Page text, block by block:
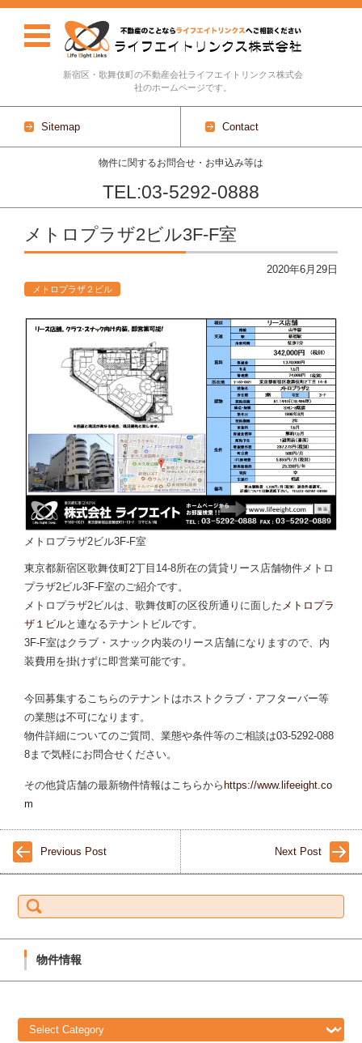
新宿区・歌舞伎町の不動産会社ライフエイトリンクス株式会
社のホームページです。
Sitemap Contact
物件に関するお問合せ・お申込み等は
TEL:03-5292-0888
Skip to content
メトロプラザ2ビル3F-F室
2020年6月29日
メトロプラザ２ビル
メトロプラザ2ビル3F-F室
東京都新宿区歌舞伎町2丁目14-8所在の賃貸リース店舗物件メトロ
プラザ2ビル3F-F室のご紹介です。
メトロプラザ2ビルは、歌舞伎町の区役所通りに面した メトロプラ
ザ１ビルと連なるテナントビルです。
3F-F室はクラブ・スナック内装のリース店舗になりますので、内
装費用を掛けずに即営業可能です。
今回募集するこちらのテナントはホストクラブ・アフターバー等
の業態は不可になります。
物件詳細についてのご質問、業態や条件等のご相談は03-5292-088
8まで気軽にお問合せください。
その他貸店舗の最新物件情報はこちらからhttps://www.lifeeight.co
m
Previous Post Next Post
e
r
h
物件情報